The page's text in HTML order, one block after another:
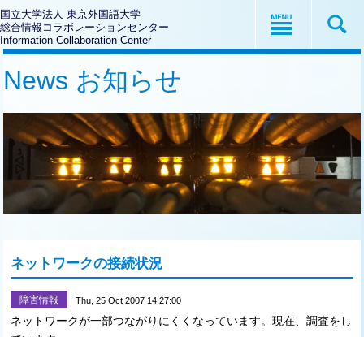
国立大学法人 東京外国語大学
総合情報コラボレーションセンター
Information Collaboration Center
News お知らせ
ネットワークの接続状況
障害情報 Thu, 25 Oct 2007 14:27:00
ネットワークが一部つながりにくくなっています。現在、調査をし